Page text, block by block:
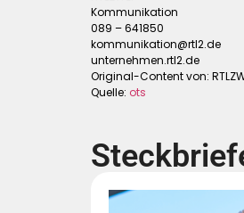
Kommunikation
089 – 641850
kommunikation@rtl2.de
unternehmen.rtl2.de
Original-Content von:
Quelle: ots